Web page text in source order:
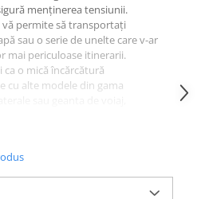
menținerea tensiunii.
permite să transportați
sau o serie de unelte care v-ar
mai periculoase itinerarii.
o mică încărcătură
cu alte modele din gama
configurația bagajului
de încărcare.
care este construită, garantează
ploi abundente.